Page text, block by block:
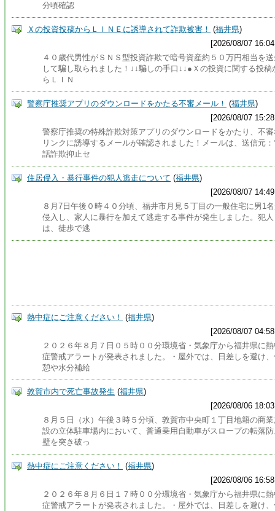
分頃確認
Ｘの投資投稿からＬＩＮＥに誘導されて詐欺被害！ (福井県)
[2026/08/07
４０歳代男性がＳＮＳ型投資詐欺で暗号資産約５０万円相当を
して騙し取られました！↓↓騙しの手口↓↓●Ｘの投資に関する投稿
らＬＩＮ
警察庁推奨アプリのダウンロードをかたる不審メール！ (福井県)
[2026/08/07
警察庁推奨の特殊詐欺対策アプリのダウンロードをかたり、不
リンクに誘導するメールが確認されました！メールは、送信元
話詐欺抑止セ
住居侵入・暴行事件の犯人逃走について (福井県)
[2026/08/07
８月7日午後０時４０分頃、福井市月見５丁目の一般住宅に男1
侵入し、家人に暴行を加えて逃走する事件が発生しました。犯人
は、徒歩で逃
熱中症にご注意ください！ (福井県)
[2026/08/07
２０２６年８月７日０５時００分環境省・気象庁から福井県に
症警戒アラートが発表されました。・屋外では、日差しを避け
憩や水分補給
敦賀市内で死亡事故発生 (福井県)
[2026/08/06
８月５日（水）午後３時５分頃、敦賀市中央町１丁目地籍の商
設の立体駐車場内において、普通乗用自動車がスロープの転落
壁を突き破っ
熱中症にご注意ください！ (福井県)
[2026/08/06
２０２６年８月６日１７時００分環境省・気象庁から福井県に
症警戒アラートが発表されました。・屋外では、日差しを避け